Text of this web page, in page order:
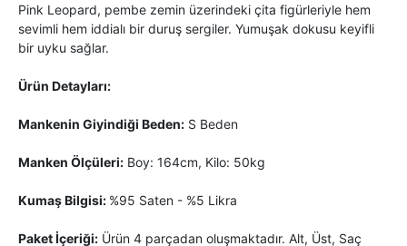
Pink Leopard, pembe zemin üzerindeki çita figürleriyle hem
sevimli hem iddialı bir duruş sergiler. Yumuşak dokusu keyifli
bir uyku sağlar.
Ürün Detayları:
Mankenin Giyindiği Beden: S Beden
Manken Ölçüleri: Boy: 164cm, Kilo: 50kg
Kumaş Bilgisi: %95 Saten - %5 Likra
Paket İçeriği: Ürün 4 parçadan oluşmaktadır. Alt, Üst, Saç